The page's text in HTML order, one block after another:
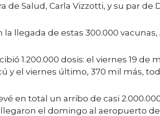
de Salud, Carla Vizzotti, y su par de
llegada de estas 300.000
1.200.000 dosis: el viernes 19
y el viernes último, 370 mil más,
en total un arribo de casi
el domingo al aeropuerto